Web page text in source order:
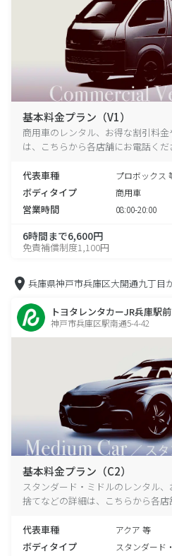
基本料金プラン（V1）
商用車のレンタル、お得な割引料
は、こちらから各店舗にお電話くだ
代表車種 プロボックス
ボディタイプ 商用車
営業時間 08:00-20:00
6時間まで6,600円
免責補償制度1,100円
兵庫県神戸市兵庫区大開通九丁目
トヨタレンタカーJR兵庫駅前
神戸市兵庫区駅南通5-4-42
基本料金プラン（C2）
スタンダード・ミドルのレンタル
捨てなどの詳細は、こちらから各店
代表車種 アクア 等
ボディタイプ スタンダード